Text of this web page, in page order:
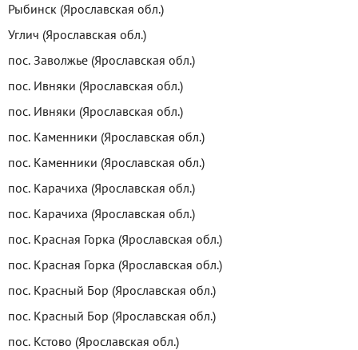
Рыбинск (Ярославская обл.)
Углич (Ярославская обл.)
пос. Заволжье (Ярославская обл.)
пос. Ивняки (Ярославская обл.)
пос. Ивняки (Ярославская обл.)
пос. Каменники (Ярославская обл.)
пос. Каменники (Ярославская обл.)
пос. Карачиха (Ярославская обл.)
пос. Карачиха (Ярославская обл.)
пос. Красная Горка (Ярославская обл.)
пос. Красная Горка (Ярославская обл.)
пос. Красный Бор (Ярославская обл.)
пос. Красный Бор (Ярославская обл.)
пос. Кстово (Ярославская обл.)